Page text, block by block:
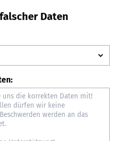
Daten